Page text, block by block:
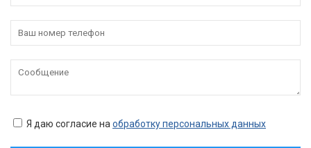
Я даю согласие на обработку персональных данных